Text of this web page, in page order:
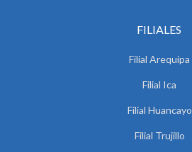
FILIALES
Filial Arequipa
Filial Ica
Filial Huancayo
Filial Trujillo